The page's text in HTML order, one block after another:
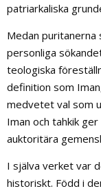
patriarkaliska
Medan
personliga
teologiska
definition som
medvetet val som
Iman och tahkik
auktoritära
I själva verket var
historiskt. Född i